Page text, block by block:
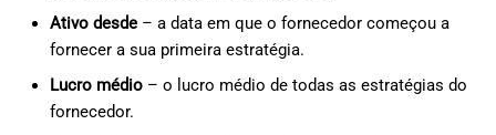
Ativo desde– a data em que o fornecedor começou a
fornecer a sua primeira estratégia.
Lucro médio– o lucro médio de todas as estratégias do
fornecedor.